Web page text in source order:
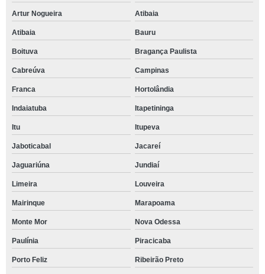
Artur Nogueira Atibaia
Atibaia Bauru
Boituva Bragança Paulista
Cabreúva Campinas
Franca Hortolândia
Indaiatuba Itapetininga
Itu Itupeva
Jaboticabal Jacareí
Jaguariúna Jundiaí
Limeira Louveira
Mairinque Marapoama
Monte Mor Nova Odessa
Paulínia Piracicaba
Porto Feliz Ribeirão Preto